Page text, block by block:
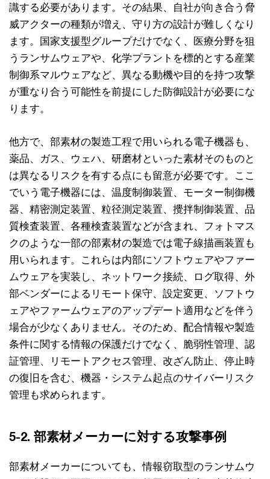
識する必要があります。その結果、自社が向き合う脅
威アクターの種類が増え、守り方の設計が難しくなり
ます。国家支援型グループだけでなく、医療分野を狙
うランサムウェアや、化学プラントを標的とする産業
制御系マルウェアなど、異なる動機や目的を持つ攻撃
が重なり合う可能性を前提にした防御設計が必要にな
ります。
他方で、部素材の製造工程で用いられる電子機器も、
薬品、ガス、ウェハ、研磨材といった素材そのものと
は異なるリスクを有する点にも留意が必要です。ここ
でいう電子機器には、温度制御装置、モーター制御機
器、精密測定装置、粒径測定装置、攪拌制御装置、品
質検査装置、各種検査装置などが含まれ、フォトマス
クのような一部の部素材の製造では電子線描画装置も
用いられます。これらは内部にソフトウェアやファー
ムウェアを実装し、ネットワーク接続、ログ取得、外
部ベンダーによるリモート保守、設定変更、ソフトウ
ェアやファームウェアのアップデート適用などを伴う
場合が少なくありません。そのため、配合情報や製造
条件に関する情報の保護だけでなく、脆弱性管理、認
証管理、リモートアクセス管理、改ざん防止、停止時
の復旧を含む、機器・システム起点のサイバーリスク
管理も求められます。
5-2. 部素材メーカーに対する攻撃事例
部素材メーカーについても、情報窃取型のランサムウ